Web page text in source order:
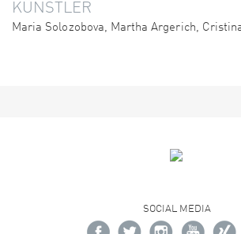
KÜNSTLER
Maria Solozobova, Martha Argerich,
SOCIAL MEDIA